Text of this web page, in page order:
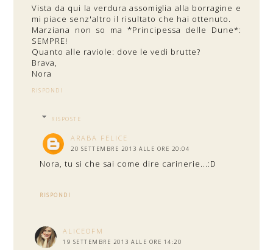
Vista da qui la verdura assomiglia alla borragine e
mi piace senz'altro il risultato che hai ottenuto.
Marziana non so ma *Principessa delle Dune*:
SEMPRE!
Quanto alle raviole: dove le vedi brutte?
Brava,
Nora
RISPONDI
RISPOSTE
ARABA FELICE
20 SETTEMBRE 2013 ALLE ORE 20:04
Nora, tu si che sai come dire carinerie...:D
RISPONDI
ALICEOFM
19 SETTEMBRE 2013 ALLE ORE 14:20